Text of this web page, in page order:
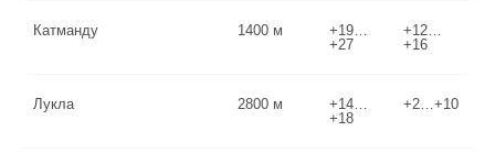
Катманду 1400 м
+19…
+27
+12…
+16
Лукла 2800 м
+14…
+18
+2…+10